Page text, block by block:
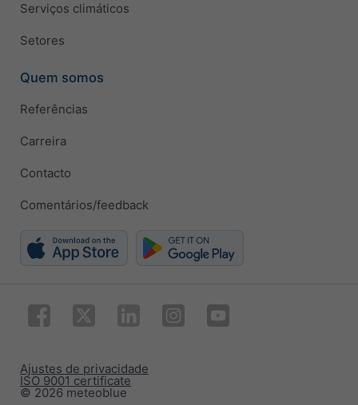
Serviços climáticos
Setores
Quem somos
Referências
Carreira
Contacto
Comentários/feedback
© 2026 meteoblue
ISO 9001 certificate
Ajustes de privacidade